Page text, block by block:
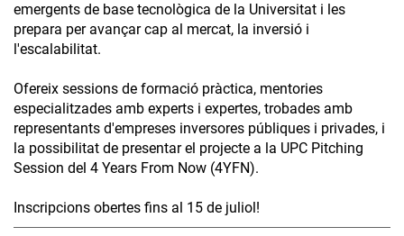
emergents de base tecnològica de la Universitat i les
prepara per avançar cap al mercat, la inversió i
l'escalabilitat.
Ofereix sessions de formació pràctica, mentories
especialitzades amb experts i expertes, trobades amb
representants d'empreses inversores públiques i privades, i
la possibilitat de presentar el projecte a la UPC Pitching
Session del 4 Years From Now (4YFN).
Inscripcions obertes fins al 15 de juliol!